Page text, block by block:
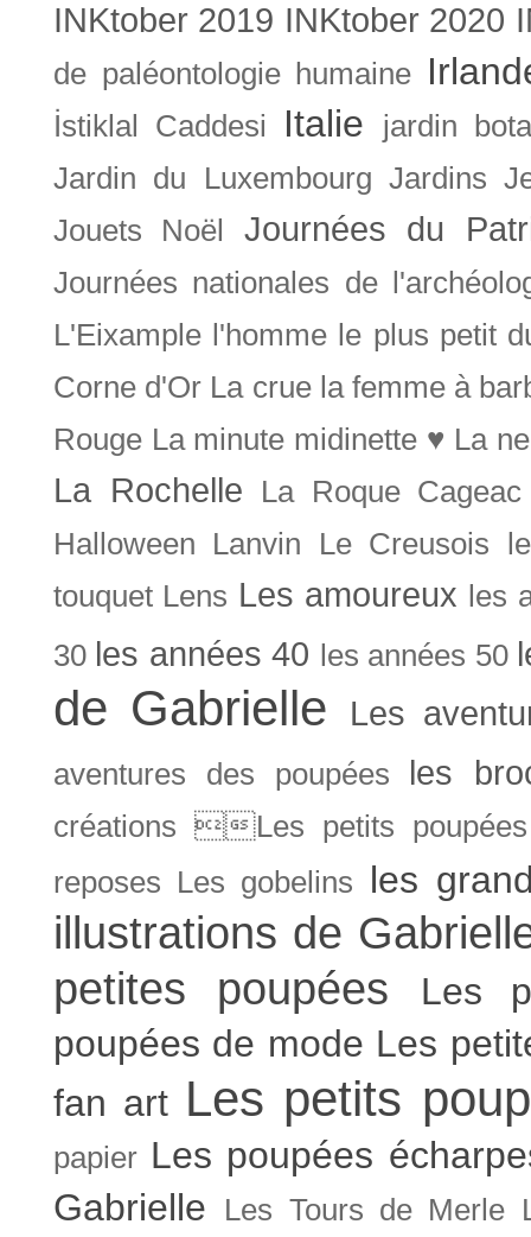
INKtober 2019 INKtober 2020
de paléontologie humaine
İstiklal Caddesi Italie
jardin
Jardin du Luxembourg Jardins
Jouets Noël
Journées du
Journées nationales de
L'Eixample l'homme le plus petit
Corne d'Or La crue la femme à
Rouge La minute midinette ♥ La
La Rochelle
La Roque Cageac
Halloween
Lanvin Le Creusois
touquet Lens Les amoureux
les
30 les années 40 les années 50
de Gabrielle Les
aventures des poupées les
créations Les petits
reposes Les gobelins les
illustrations de
petites poupées
Les
poupées de mode Les
fan art Les petits
papier Les poupées
Gabrielle
Les Tours de Merle